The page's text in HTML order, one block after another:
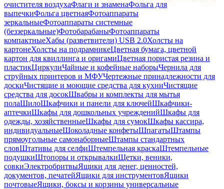
очистителя воздухаФлаги и знаменаФольга для
выпечкиФольга цветнаяФотоаппараты
зеркальныеФотоаппараты системные
(беззеркальные)ФотобарабаныФотоаппараты
компактныеХабы (разветвители) USB 2.0Холсты на
картонеХолсты на подрамникеЦветная бумага, цветной
картон для квиллинга и оригамиЦветная пористая резина и
пластикЦиркулиЧайные и кофейные наборыЧернила для
струйных принтеров и МФУЧертежные принадлежности для
доскиЧистящие и моющие средства для кухниЧистящие
средства для досокШвабры и комплекты для мытья
полаШилоШкафчики и панели для ключейШкафчики-
аптечкиШкафы для дошкольных учрежденийШкафы для
одежды, хозяйственныеШкафы для сумокШкафы кассира,
индивидуальныеШоколадные конфетыШпагатыШтампы
прямоугольные самонаборныеШтампы стандартных
словШтативы для селфиШтемпельная краскаШтемпельные
подушкиШтопоры и открывалкиЩетки, веники,
совкиЭлектробритвыЯщики для денег, ценностей,
документов, печатейЯщики для инструментовЯщики
почтовыеЯщики, боксы и корзины универсальные